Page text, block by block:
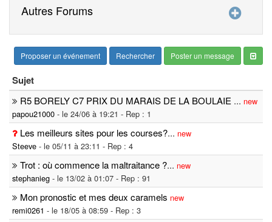
Autres Forums
Proposer un événement Rechercher Poster un message
Sujet
R5 BORELY C7 PRIX DU MARAIS DE LA BOULAIE ... new
papou21000 - le 24/06 à 19:21 - Rep : 1
Les meilleurs sites pour les courses?... new
Steeve - le 05/11 à 23:11 - Rep : 4
Trot : où commence la maltraitance ?... new
stephanieg - le 13/02 à 01:07 - Rep : 91
Mon pronostic et mes deux caramels new
remi0261 - le 18/05 à 08:59 - Rep : 3